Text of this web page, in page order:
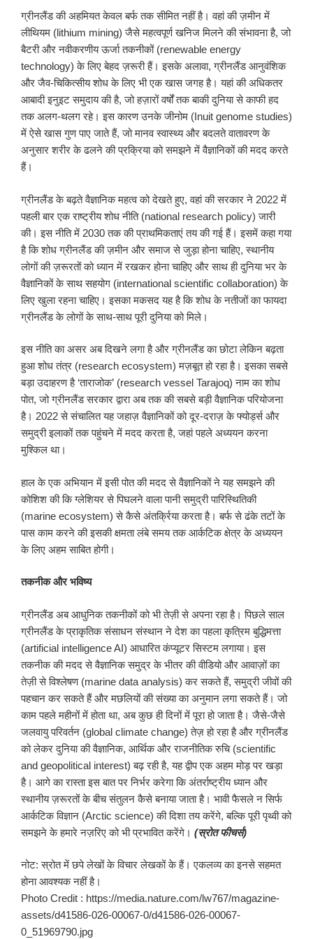
ग्रीनलैंड की अहमियत केवल बर्फ तक सीमित नहीं है। वहां की ज़मीन में
लीथियम (lithium mining) जैसे महत्वपूर्ण खनिज मिलने की संभावना है, जो
बैटरी और नवीकरणीय ऊर्जा तकनीकों (renewable energy
technology) के लिए बेहद ज़रूरी हैं। इसके अलावा, ग्रीनलैंड आनुवंशिक
और जैव-चिकित्सीय शोध के लिए भी एक खास जगह है। यहां की अधिकतर
आबादी इनुइट समुदाय की है, जो हज़ारों वर्षों तक बाकी दुनिया से काफी हद
तक अलग-थलग रहे। इस कारण उनके जीनोम (Inuit genome studies)
में ऐसे खास गुण पाए जाते हैं, जो मानव स्वास्थ्य और बदलते वातावरण के
अनुसार शरीर के ढलने की प्रक्रिया को समझने में वैज्ञानिकों की मदद करते
हैं।
ग्रीनलैंड के बढ़ते वैज्ञानिक महत्व को देखते हुए, वहां की सरकार ने 2022 में
पहली बार एक राष्ट्रीय शोध नीति (national research policy) जारी
की। इस नीति में 2030 तक की प्राथमिकताएं तय की गई हैं। इसमें कहा गया
है कि शोध ग्रीनलैंड की ज़मीन और समाज से जुड़ा होना चाहिए, स्थानीय
लोगों की ज़रूरतों को ध्यान में रखकर होना चाहिए और साथ ही दुनिया भर के
वैज्ञानिकों के साथ सहयोग (international scientific collaboration) के
लिए खुला रहना चाहिए। इसका मकसद यह है कि शोध के नतीजों का फायदा
ग्रीनलैंड के लोगों के साथ-साथ पूरी दुनिया को मिले।
इस नीति का असर अब दिखने लगा है और ग्रीनलैंड का छोटा लेकिन बढ़ता
हुआ शोध तंत्र (research ecosystem) मज़बूत हो रहा है। इसका सबसे
बड़ा उदाहरण है ‘ताराजोक’ (research vessel Tarajoq) नाम का शोध
पोत, जो ग्रीनलैंड सरकार द्वारा अब तक की सबसे बड़ी वैज्ञानिक परियोजना
है। 2022 से संचालित यह जहाज़ वैज्ञानिकों को दूर-दराज़ के फ्योर्ड्स और
समुद्री इलाकों तक पहुंचने में मदद करता है, जहां पहले अध्ययन करना
मुश्किल था।
हाल के एक अभियान में इसी पोत की मदद से वैज्ञानिकों ने यह समझने की
कोशिश की कि ग्लेशियर से पिघलने वाला पानी समुद्री पारिस्थितिकी
(marine ecosystem) से कैसे अंतर्क्रिया करता है। बर्फ से ढंके तटों के
पास काम करने की इसकी क्षमता लंबे समय तक आर्कटिक क्षेत्र के अध्ययन
के लिए अहम साबित होगी।
तकनीक और भविष्य
ग्रीनलैंड अब आधुनिक तकनीकों को भी तेज़ी से अपना रहा है। पिछले साल
ग्रीनलैंड के प्राकृतिक संसाधन संस्थान ने देश का पहला कृत्रिम बुद्धिमत्ता
(artificial intelligence AI) आधारित कंप्यूटर सिस्टम लगाया। इस
तकनीक की मदद से वैज्ञानिक समुद्र के भीतर की वीडियो और आवाज़ों का
तेज़ी से विश्लेषण (marine data analysis) कर सकते हैं, समुद्री जीवों की
पहचान कर सकते हैं और मछलियों की संख्या का अनुमान लगा सकते हैं। जो
काम पहले महीनों में होता था, अब कुछ ही दिनों में पूरा हो जाता है। जैसे-जैसे
जलवायु परिवर्तन (global climate change) तेज़ हो रहा है और ग्रीनलैंड
को लेकर दुनिया की वैज्ञानिक, आर्थिक और राजनीतिक रुचि (scientific
and geopolitical interest) बढ़ रही है, यह द्वीप एक अहम मोड़ पर खड़ा
है। आगे का रास्ता इस बात पर निर्भर करेगा कि अंतर्राष्ट्रीय ध्यान और
स्थानीय ज़रूरतों के बीच संतुलन कैसे बनाया जाता है। भावी फैसले न सिर्फ
आर्कटिक विज्ञान (Arctic science) की दिशा तय करेंगे, बल्कि पूरी पृथ्वी को
समझने के हमारे नज़रिए को भी प्रभावित करेंगे। (स्रोत फीचर्स)
नोट: स्रोत में छपे लेखों के विचार लेखकों के हैं। एकलव्य का इनसे सहमत
होना आवश्यक नहीं है।
Photo Credit : https://media.nature.com/lw767/magazine-
assets/d41586-026-00067-0/d41586-026-00067-
0_51969790.jpg